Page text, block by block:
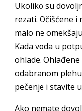
Ukoliko su
rezati. Očišćene
malo ne
Kada voda u
ohlade.
odabranom
pečenje i stavite
Ako nemate